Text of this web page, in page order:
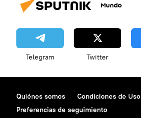
Mundo
Telegram Twitter
Quiénes somos Condiciones de Uso
Preferencias de seguimiento